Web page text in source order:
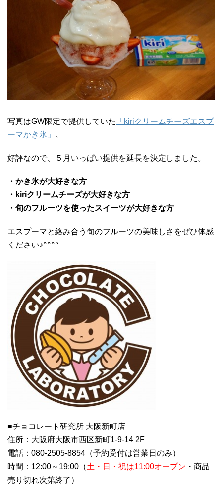
写真はGW限定で提供していた
「kiriクリームチーズエスプ
ーマかき氷」
。
好評なので、５月いっぱい提供を延長を決定しました。
・かき氷が大好きな方
・kiriクリームチーズが大好きな方
・旬のフルーツを使ったスイーツが大好きな方
エスプーマと絡み合う旬のフルーツの美味しさをぜひ体感
ください♪^^^^
■チョコレート研究所 大阪新町店
住所：大阪府大阪市西区新町1-9-14 2F
電話：080-2505-8854（予約受付は営業日のみ）
時間：12:00～19:00（土・日・祝は11:00オープン ・商品
売り切れ次第終了）